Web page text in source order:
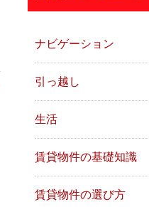
ナビゲーション
引っ越し
生活
賃貸物件の基礎知識
賃貸物件の選び方